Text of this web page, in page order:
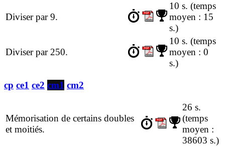
Diviser par 9.
10 s. (temps
moyen : 15
s.)
Diviser par 250.
10 s. (temps
moyen : 0
s.)
cp ce1 ce2 cm1 cm2
Mémorisation de certains doubles
et moitiés.
26 s.
(temps
moyen :
38603 s.)